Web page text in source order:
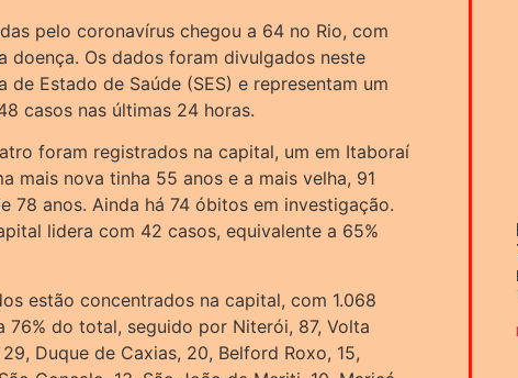
pelo coronavírus chegou a 64 no Rio, com
doença. Os dados foram divulgados neste
Estado de Saúde (SES) e representam um
casos nas últimas 24 horas.
foram registrados na capital, um em Itaboraí
mais nova tinha 55 anos e a mais velha, 91
78 anos. Ainda há 74 óbitos em investigação.
lidera com 42 casos, equivalente a 65%
estão concentrados na capital, com 1.068
76% do total, seguido por Niterói, 87, Volta
Duque de Caxias, 20, Belford Roxo, 15,